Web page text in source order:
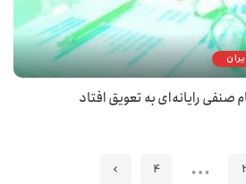
رایانه‌ای به تعویق افتاد
…
4